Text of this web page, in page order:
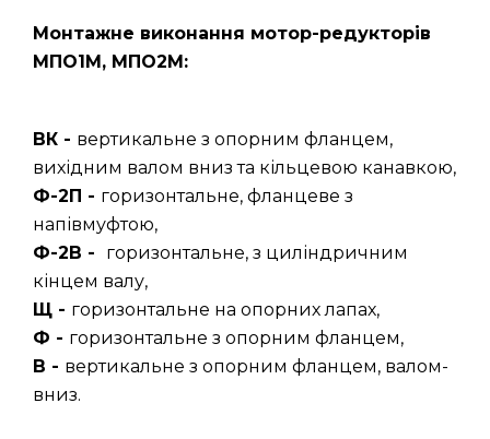
Монтажне виконання мотор-редукторів
МПО1М, МПО2М:
ВК - вертикальне з опорним фланцем,
вихідним валом вниз та кільцевою канавкою,
Ф-2П - горизонтальне, фланцеве з
напівмуфтою,
Ф-2В - горизонтальне, з циліндричним
кінцем валу,
Щ - горизонтальне на опорних лапах,
Ф - горизонтальне з опорним фланцем,
В - вертикальне з опорним фланцем, валом-
вниз.